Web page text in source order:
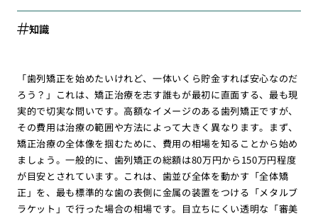
知識
「歯列矯正を始めたいけれど、一体いくら貯金すれば安心なのだ
ろう？」これは、矯正治療を志す誰もが最初に直面する、最も現
実的で切実な問いです。高額なイメージのある歯列矯正ですが、
その費用は治療の範囲や方法によって大きく異なります。まず、
矯正治療の全体像を掴むために、費用の相場を知ることから始め
ましょう。一般的に、歯列矯正の総額は80万円から150万円程度
が目安とされています。これは、歯並び全体を動かす「全体矯
正」を、最も標準的な歯の表側に金属の装置をつける「メタルブ
ラケット」で行った場合の相場です。目立ちにくい透明な「審美